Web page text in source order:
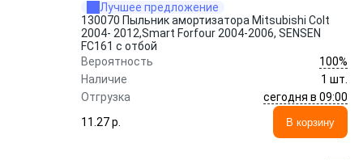
Лучшее предложение
130070 Пыльник амортизатора Mitsubishi Colt
2004- 2012,Smart Forfour 2004-2006, SENSEN
FC161 с отбой
Вероятность
100%
Наличие
1 шт.
Отгрузка
сегодня в 09:00
11.27 p.
В корзину